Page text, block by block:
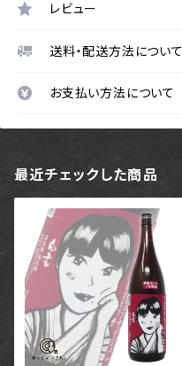
レビュー
送料・配送方法について
お支払い方法について
最近チェックした商品